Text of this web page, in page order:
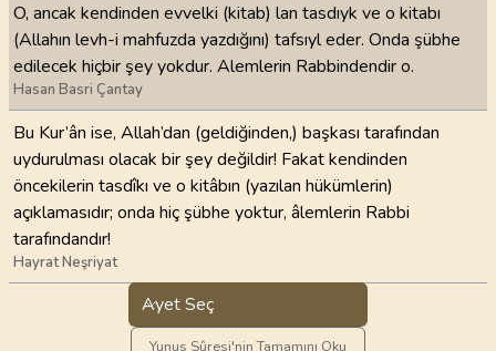
O, ancak kendinden evvelki (kitab) lan tasdıyk ve o kitabı
(Allahın levh-i mahfuzda yazdığını) tafsıyl eder. Onda şübhe
edilecek hiçbir şey yokdur. Alemlerin Rabbindendir o.
Hasan Basri Çantay
Bu Kur’ân ise, Allah’dan (geldiğinden,) başkası tarafından
uydurulması olacak bir şey değildir! Fakat kendinden
öncekilerin tasdîkı ve o kitâbın (yazılan hükümlerin)
açıklamasıdır; onda hiç şübhe yoktur, âlemlerin Rabbi
tarafındandır!
Hayrat Neşriyat
Ayet Seç
Yunus Sûresi'nin Tamamını Oku